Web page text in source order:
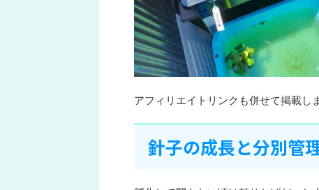
アフィリエイトリンクも併せて掲載し
針子の成長と分別管